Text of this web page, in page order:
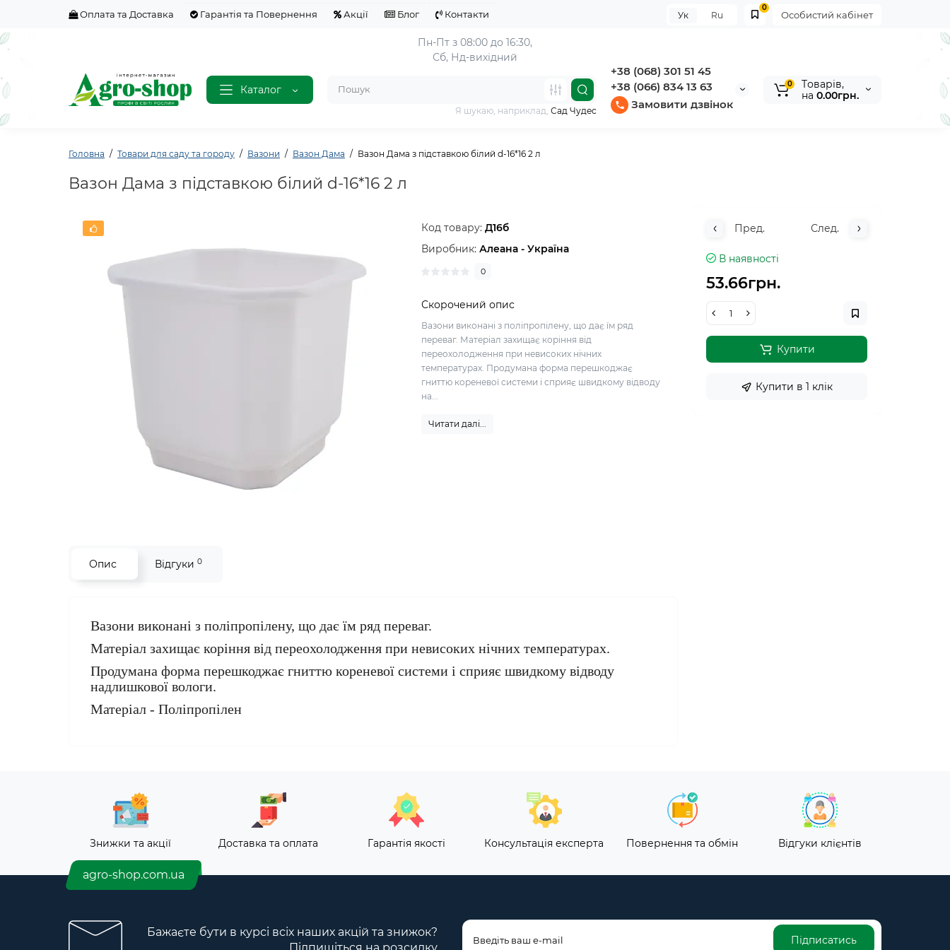
Оплата та Доставка Гарантія та Повернення Акції Блог Контакти Особистий кабінет
0
Ук Ru
Каталог
Пн-Пт з 08:00 до 16:30,
Сб, Нд-вихідний
+38 (068) 301 51 45
+38 (066) 834 13 63
Замовити дзвінок
Я шукаю, наприклад, Сад Чудес
0
Tоварів,
на 0.00грн.
Головна Товари для саду та городу Вазони Вазон Дама Вазон Дама з підставкою білий d-16*16 2 л
Вазон Дама з підставкою білий d-16*16 2 л
Код товару:Д16б
Виробник:Алеана - Україна
0
Скорочений опис
Вазони виконані з поліпропілену, що дає їм ряд
переваг. Матеріал захищає коріння від
переохолодження при невисоких нічних
температурах. Продумана форма перешкоджає
гниттю кореневої системи і сприяє швидкому відводу
на...
Читати далі...
Пред. След.
В наявності
53.66грн.
Купити
Купити в 1 клiк
Опис Відгуки 0
Вазони виконані з поліпропілену, що дає їм ряд переваг.
Матеріал захищає коріння від переохолодження при невисоких нічних температурах.
Продумана форма перешкоджає гниттю кореневої системи і сприяє швидкому відводу
надлишкової вологи.
Матеріал - Поліпропілен
Знижки та акції Доставка та оплата Гарантія якості Консультація експерта Повернення та обмін Відгуки клієнтів
agro-shop.com.ua
Бажаєте бути в курсі всіх наших акцій та знижок?
Підписатись